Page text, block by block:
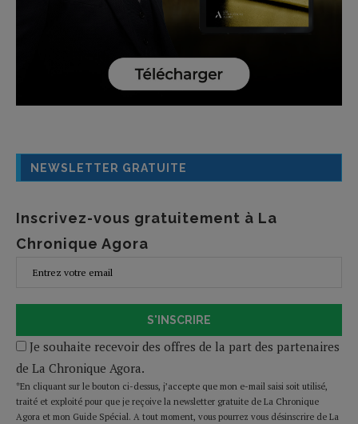
NEWSLETTER GRATUITE
Inscrivez-vous gratuitement à La
Chronique Agora
S'INSCRIRE
Je souhaite recevoir des offres de la part des partenaires
de La Chronique Agora.
*En cliquant sur le bouton ci-dessus, j’accepte que mon e-mail saisi soit utilisé,
traité et exploité pour que je reçoive la newsletter gratuite de La Chronique
Agora et mon Guide Spécial. A tout moment, vous pourrez vous désinscrire de La